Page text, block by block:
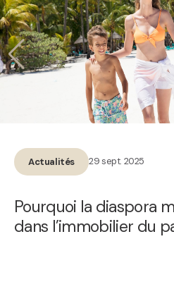
Actualités 29 sept. 2025
Pourquoi la diaspora
dans l’immobilier du